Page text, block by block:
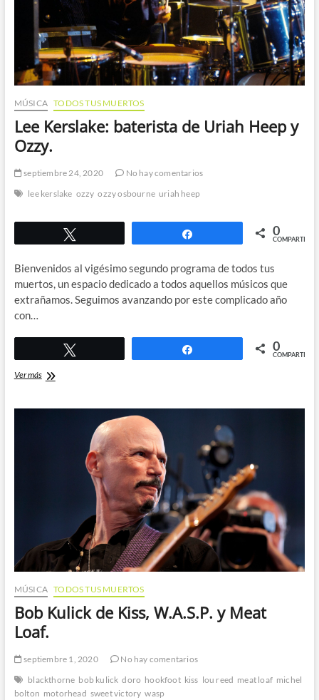
MÚSICA TODOS TUS MUERTOS
Lee Kerslake: baterista de Uriah Heep y
Ozzy.
septiembre 24, 2020
No hay comentarios
lee kerslake ozzy ozzy osbourne uriah heep
0
COMPARTIR
Bienvenidos al vigésimo segundo programa de todos tus
muertos, un espacio dedicado a todos aquellos músicos que
extrañamos. Seguimos avanzando por este complicado año
con…
0
COMPARTIR
Ver másLee
de
MÚSICA TODOS TUS MUERTOS
Bob Kulick de Kiss, W.A.S.P. y Meat
Loaf.
septiembre 1, 2020
No hay comentarios
blackthorne bob kulick doro hookfoot kiss lou reed meat loaf michel
bolton motorhead sweet victory wasp